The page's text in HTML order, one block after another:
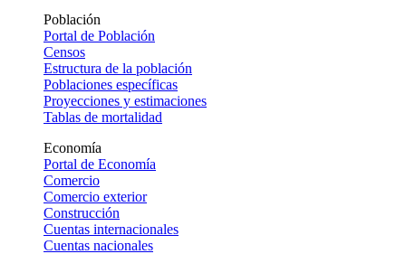
Población
Portal de Población
Censos
Estructura de la población
Poblaciones específicas
Proyecciones y estimaciones
Tablas de mortalidad
Economía
Portal de Economía
Comercio
Comercio exterior
Construcción
Cuentas internacionales
Cuentas nacionales